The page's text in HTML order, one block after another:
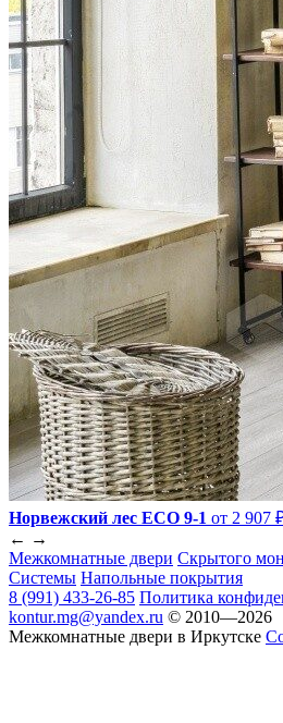
Норвежский лес ECO 9-1 от 2 907
← →
Межкомнатные двери Скрытого
Системы Напольные покрытия
8 (991) 433-26-85 Политика
kontur.mg@yandex.ru ©
Межкомнатные двери в Иркутске